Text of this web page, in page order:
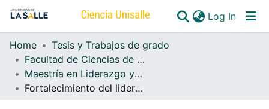
Log In
Communities & Collections
All of DSpace
Home
Tesis y Trabajos de grado
Facultad de Ciencias de la Educación
Maestría en Liderazgo y Gestión Educativa
Fortalecimiento del liderazgo pedagógico de los directivos docentes: Una mirada desde las prácticas pedagógicas de los rectores en las instituciones educativas del municipio de Hatonuevo - La Guajira - Colombia